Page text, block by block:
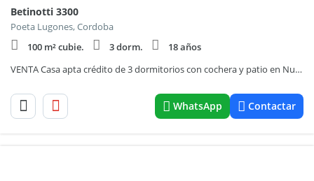
Betinotti 3300
Poeta Lugones, Cordoba
100 m² cubie.
3 dorm.
18 años
VENTA Casa apta crédito de 3 dormitorios con cochera y patio en Nuevo Poeta Lugones
WhatsApp Contactar